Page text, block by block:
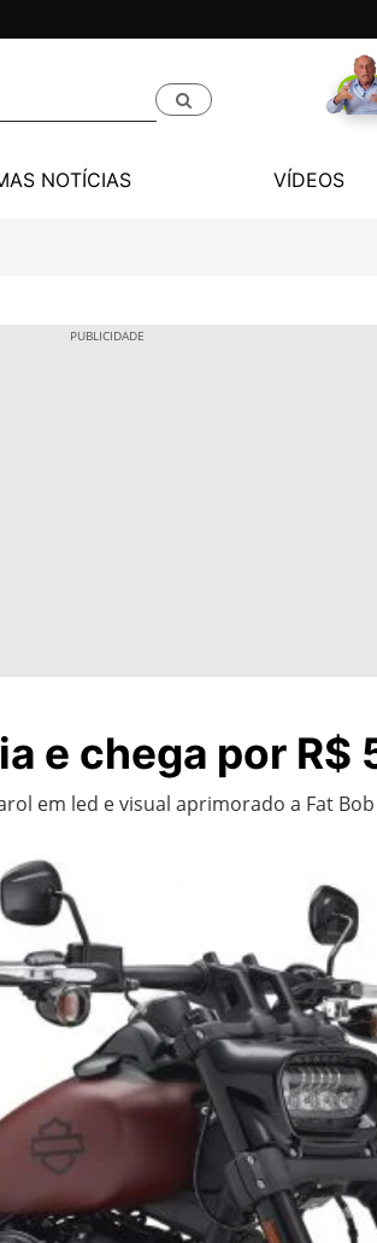
NOTÍCIAS VÍDEOS
e chega por R$
em led e visual aprimorado a Fat